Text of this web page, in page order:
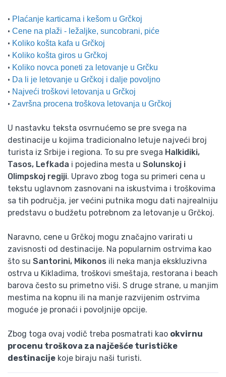
• Plaćanje karticama i kešom u Grčkoj
• Cene na plaži - ležaljke, suncobrani, piće
• Koliko košta kafa u Grčkoj
• Koliko košta giros u Grčkoj
• Koliko novca poneti za letovanje u Grčku
• Da li je letovanje u Grčkoj i dalje povoljno
• Najveći troškovi letovanja u Grčkoj
• Završna procena troškova letovanja u Grčkoj
U nastavku teksta osvrnućemo se pre svega na
destinacije u kojima tradicionalno letuje najveći broj
turista iz Srbije i regiona. To su pre svega Halkidiki,
Tasos, Lefkada i pojedina mesta u Solunskoj i
Olimpskoj regiji. Upravo zbog toga su primeri cena u
tekstu uglavnom zasnovani na iskustvima i troškovima
sa tih područja, jer većini putnika mogu dati najrealniju
predstavu o budžetu potrebnom za letovanje u Grčkoj.
Naravno, cene u Grčkoj mogu značajno varirati u
zavisnosti od destinacije. Na popularnim ostrvima kao
što su Santorini, Mikonos ili neka manja ekskluzivna
ostrva u Kikladima, troškovi smeštaja, restorana i beach
barova često su primetno viši. S druge strane, u manjim
mestima na kopnu ili na manje razvijenim ostrvima
moguće je pronaći i povoljnije opcije.
Zbog toga ovaj vodič treba posmatrati kao okvirnu
procenu troškova za najčešće turističke
destinacije koje biraju naši turisti.